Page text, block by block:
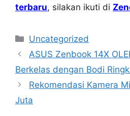
terbaru, silakan ikuti di
Categories
Uncategorized
ASUS Zenbook 14X
Berkelas dengan Bodi
Rekomendasi Kamera
Juta